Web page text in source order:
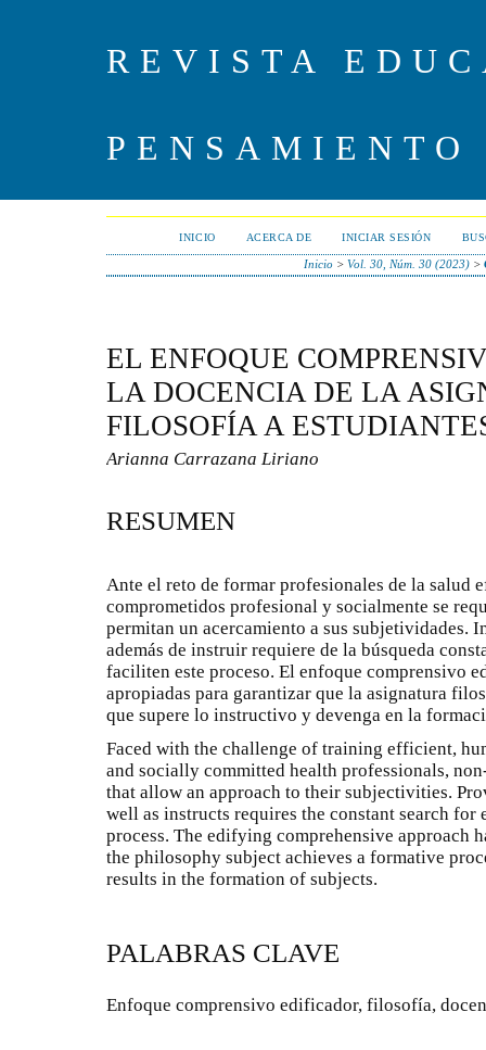
REVISTA
PENSAMIENTO
INICIO ACERCA DE INICIAR SESIÓN
Inicio >Vol. 30, Núm. 30 (2023) >
EL ENFOQUE
LA DOCENCIA DE LA
FILOSOFÍA A
Arianna Carrazana Liriano
RESUMEN
Ante el reto de formar profesionales de la salud
comprometidos profesional y socialmente se
permitan un acercamiento a sus subjetividades.
además de instruir requiere de la búsqueda
faciliten este proceso. El enfoque comprensivo
apropiadas para garantizar que la asignatura
que supere lo instructivo y devenga en la
Faced with the challenge of training efficient,
and socially committed health professionals,
that allow an approach to their subjectivities.
well as instructs requires the constant search
process. The edifying comprehensive approach
the philosophy subject achieves a formative
results in the formation of subjects.
PALABRAS CLAVE
Enfoque comprensivo edificador, filosofía,